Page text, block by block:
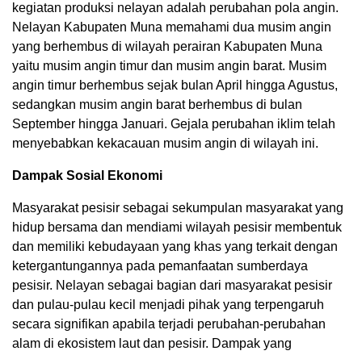
kegiatan produksi nelayan adalah perubahan pola angin.
Nelayan Kabupaten Muna memahami dua musim angin
yang berhembus di wilayah perairan Kabupaten Muna
yaitu musim angin timur dan musim angin barat. Musim
angin timur berhembus sejak bulan April hingga Agustus,
sedangkan musim angin barat berhembus di bulan
September hingga Januari. Gejala perubahan iklim telah
menyebabkan kekacauan musim angin di wilayah ini.
Dampak Sosial Ekonomi
Masyarakat pesisir sebagai sekumpulan masyarakat yang
hidup bersama dan mendiami wilayah pesisir membentuk
dan memiliki kebudayaan yang khas yang terkait dengan
ketergantungannya pada pemanfaatan sumberdaya
pesisir. Nelayan sebagai bagian dari masyarakat pesisir
dan pulau-pulau kecil menjadi pihak yang terpengaruh
secara signifikan apabila terjadi perubahan-perubahan
alam di ekosistem laut dan pesisir. Dampak yang